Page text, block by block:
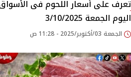
اليوم الجمعة 3/10/2025
الجمعة 03/أكتوبر/2025 - 11:28 ص